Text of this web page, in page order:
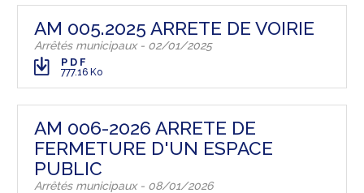
AM 005.2025 ARRETE DE VOIRIE
Arrêtés municipaux - 02/01/2025
PDF
777.16 Ko
AM 006-2026 ARRETE DE
FERMETURE D'UN ESPACE
PUBLIC
Arrêtés municipaux - 08/01/2026